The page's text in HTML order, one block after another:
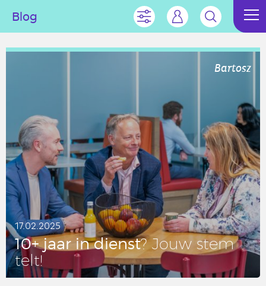
Blog
Bartosz
17.02.2025
10+ jaar in dienst? Jouw stem
telt!